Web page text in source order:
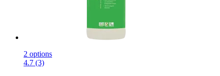
2 options
4.7 (3)